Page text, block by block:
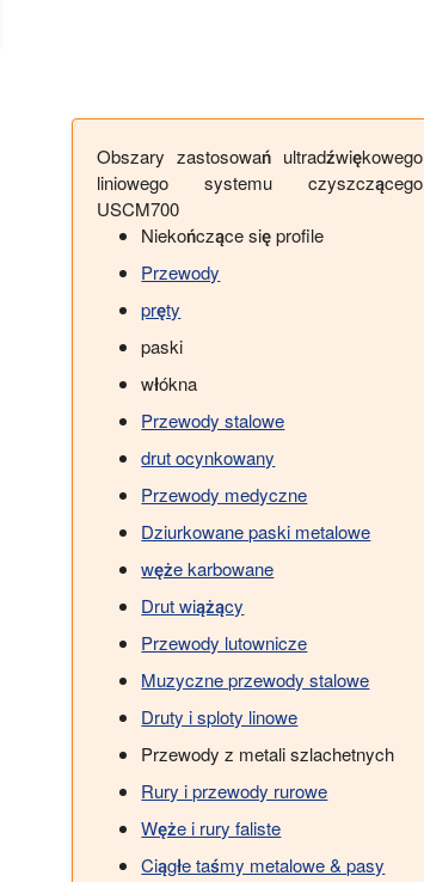
Obszary zastosowań ultradźwiękowego
liniowego systemu czyszczącego
USCM700
Niekończące się profile
Przewody
pręty
paski
włókna
Przewody stalowe
drut ocynkowany
Przewody medyczne
Dziurkowane paski metalowe
węże karbowane
Drut wiążący
Przewody lutownicze
Muzyczne przewody stalowe
Druty i sploty linowe
Przewody z metali szlachetnych
Rury i przewody rurowe
Węże i rury faliste
Ciągłe taśmy metalowe & pasy